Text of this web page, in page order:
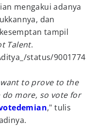
mengakui adanya
dan
tampil
Talent.
status/9001774
to prove to the
do more, so vote for
," tulis